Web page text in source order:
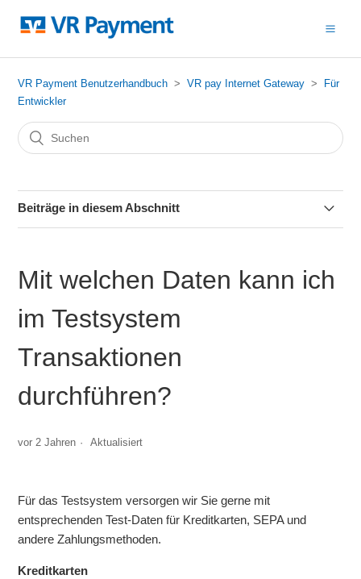
VR Payment Benutzerhandbuch VR pay Internet Gateway
Für
Entwickler
Beiträge in diesem Abschnitt
Speichern von Kartendaten für spätere Zahlungen
Wie kann ich VR pay eCommerce testen?
durchführen?
Onlineshop an?
Testmethoden?
Fehler: ApplePay ist nicht verfügbar in <App-Name>
Mit welchen Daten kann ich
im Testsystem
Transaktionen
durchführen?
vor 2 Jahren Aktualisiert
Für das Testsystem versorgen wir Sie gerne mit
entsprechenden Test-Daten für Kreditkarten, SEPA und
andere Zahlungsmethoden.
Kreditkarten